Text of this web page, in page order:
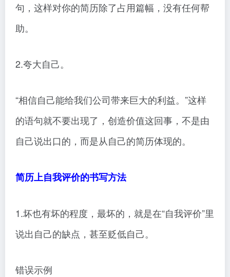
句，这样对你的简历除了占用篇幅，没有任何帮
助。
2.夸大自己。
“相信自己能给我们公司带来巨大的利益。”这样
的语句就不要出现了，创造价值这回事，不是由
自己说出口的，而是从自己的简历体现的。
简历上自我评价的书写方法
1.坏也有坏的程度，最坏的，就是在“自我评价”里
说出自己的缺点，甚至贬低自己。
错误示例